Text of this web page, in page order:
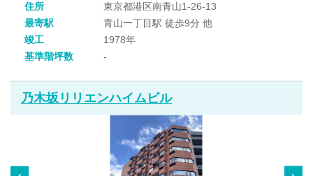
住所
東京都港区南青山1-26-13
最寄駅
青山一丁目駅 徒歩9分 他
竣工
1978年
基準階坪数
-
乃木坂リリエンハイムビル